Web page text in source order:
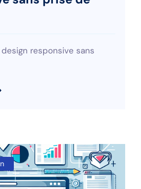
responsive sans